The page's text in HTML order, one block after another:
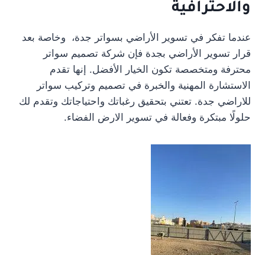
والاحترافية
عندما تفكر في تسوير الأراضي بسواتر جدة، وخاصة بعد
قرار تسوير الأراضي بجدة فإن شركة تصميم سواتر
محترفة ومتخصصة تكون الخيار الأفضل. إنها تقدم
الاستشارة المهنية والخبرة في تصميم وتركيب سواتر
للاراضي جدة. تعتني بتحقيق رغباتك واحتياجاتك وتقدم لك
حلولًا مبتكرة وفعالة في تسوير الارض الفضاء.